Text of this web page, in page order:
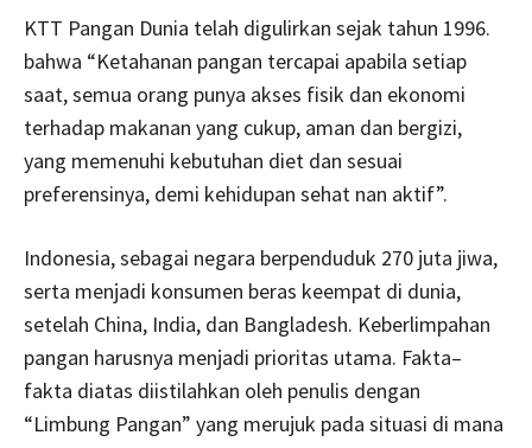
KTT Pangan Dunia telah digulirkan sejak tahun 1996.
bahwa “Ketahanan pangan tercapai apabila setiap
saat, semua orang punya akses fisik dan ekonomi
terhadap makanan yang cukup, aman dan bergizi,
yang memenuhi kebutuhan diet dan sesuai
preferensinya, demi kehidupan sehat nan aktif”.
Indonesia, sebagai negara berpenduduk 270 juta jiwa,
serta menjadi konsumen beras keempat di dunia,
setelah China, India, dan Bangladesh. Keberlimpahan
pangan harusnya menjadi prioritas utama. Fakta–
fakta diatas diistilahkan oleh penulis dengan
“Limbung Pangan” yang merujuk pada situasi di mana